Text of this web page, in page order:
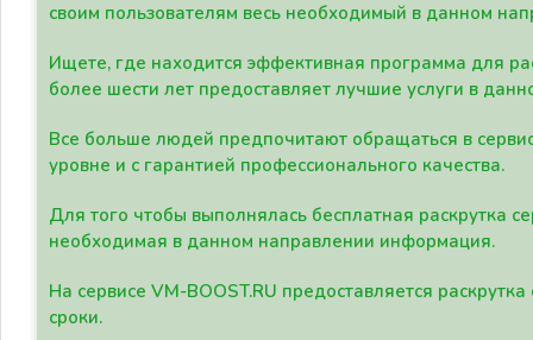
своим пользователям весь необходимый в данном
Ищете, где находится эффективная программа для
более шести лет предоставляет лучшие услуги в
Все больше людей предпочитают обращаться в
уровне и с гарантией профессионального качества.
Для того чтобы выполнялась бесплатная раскрутка
необходимая в данном направлении информация.
На сервисе VM-BOOST.RU предоставляется
сроки.